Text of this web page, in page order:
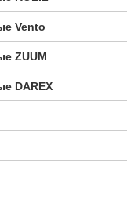
Vento
ZUUM
DAREX